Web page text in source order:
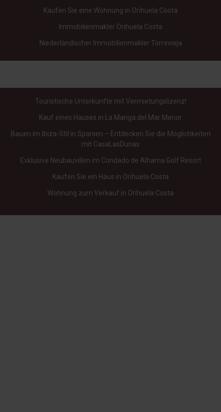
Kaufen Sie eine Wohnung in Orihuela Costa
Immobilienmakler Orihuela Costa
Niederländischer Immobilienmakler Torrevieja
Touristische Unterkünfte mit Vermietungslizenz!
Kauf eines Hauses in La Manga del Mar Menor
Bauen im Ibiza-Stil in Spanien – Entdecken Sie die Möglichkeiten
mit CasaLasDunas
Exklusive Neubauvillen im Condado de Alhama Golf Resort
Kaufen Sie ein Haus in Orihuela Costa
Wohnung zum Verkauf in Orihuela Costa